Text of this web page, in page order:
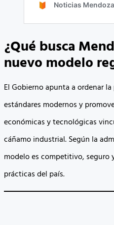
¿Qué busca
nuevo modelo
El Gobierno apunta a ordenar
estándares modernos y
económicas y tecnológicas
cáñamo industrial. Según la
modelo es competitivo, seguro
prácticas del país.